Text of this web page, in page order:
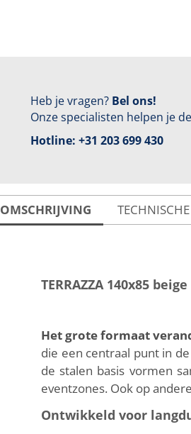
Heb je vragen? Bel ons!
Onze specialisten helpen je
Hotline: +31 203 699 430
OMSCHRIJVING
TERRAZZA 140x85
Het grote formaat
die een centraal punt in
de stalen basis vormen
eventzones. Ook op
Ontwikkeld voor